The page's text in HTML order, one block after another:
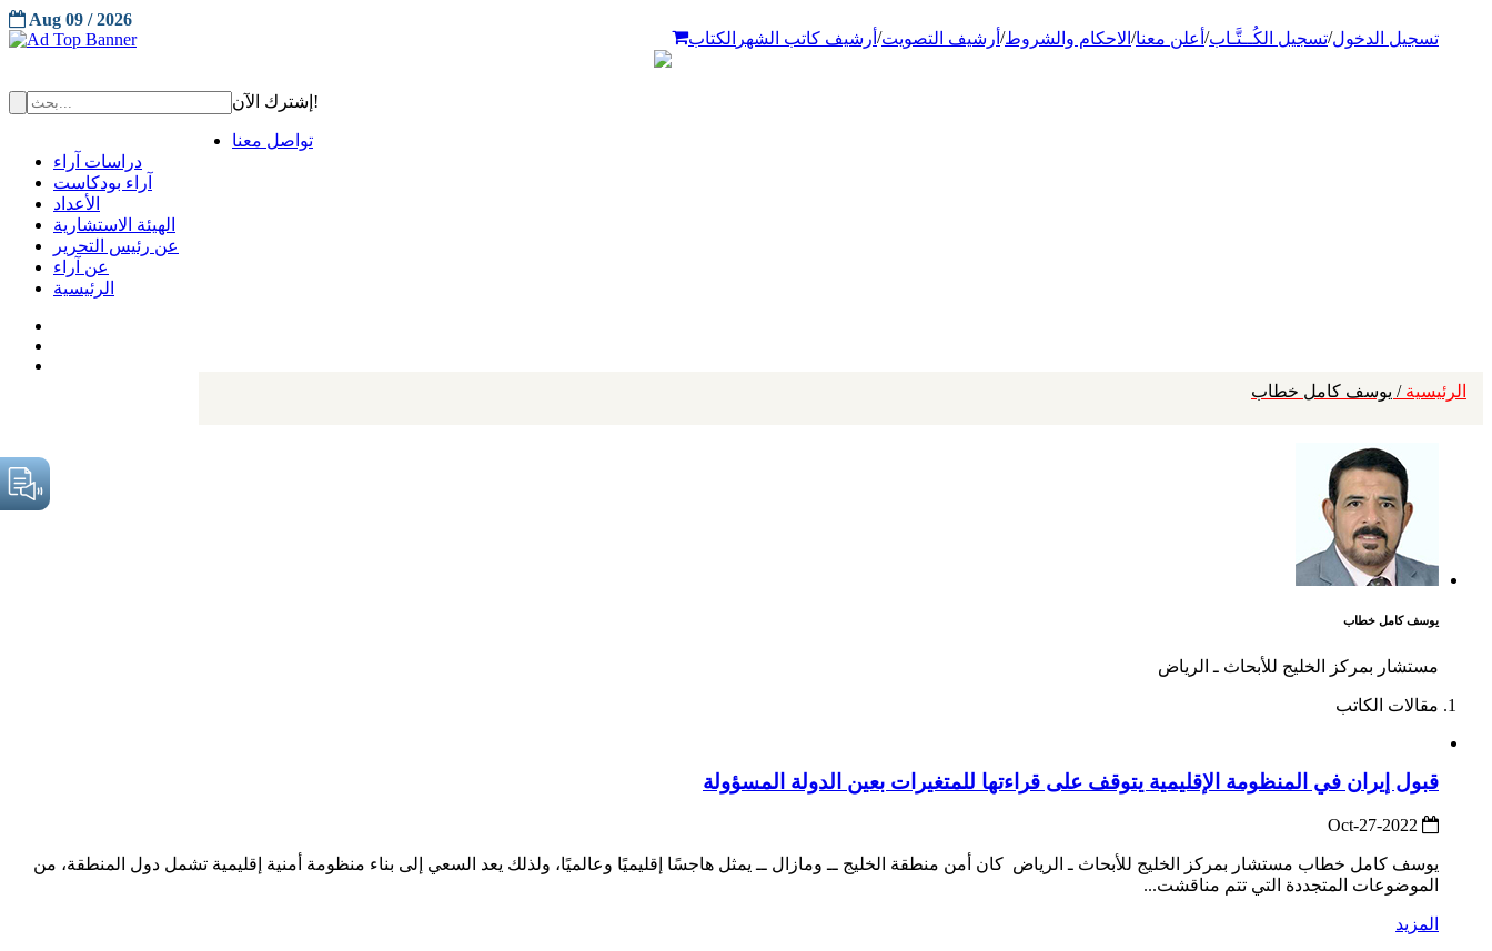
تسجيل الدخول/تسجيل الكُــتَّـاب/ أعلن معنا/ الاحكام والشروط/ أرشيف التصويت/ أرشيف كاتب الشهر الكتاب
Aug 09 / 2026
إشترك الآن!
تواصل معنا
دراسات آراء
آراء بودكاست
الأعداد
الهيئة الاستشارية
عن رئيس التحرير
عن آراء
الرئيسية
الرئيسية / يوسف كامل خطاب
يوسف كامل خطاب
مستشار بمركز الخليج للأبحاث ـ الرياض
مقالات الكاتب
قبول إيران في المنظومة الإقليمية يتوقف على قراءتها للمتغيرات بعين الدولة المسؤولة
يوسف كامل خطاب مستشار بمركز الخليج للأبحاث ـ الرياض كان أمن منطقة الخليج ــ ومازال ــ يمثل هاجسًا إقليميًا وعالميًا، ولذلك يعد السعي إلى بناء منظومة أمنية إقليمية تشمل دول المنطقة، من
الموضوعات المتجددة التي تتم مناقشت...
المزيد